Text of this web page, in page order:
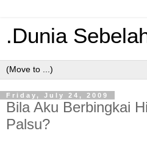
.Dunia
Friday, July 24, 2009
Bila Aku Berbingkai
Palsu?